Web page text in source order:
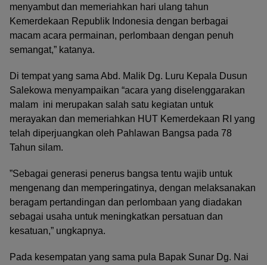
menyambut dan memeriahkan hari ulang tahun
Kemerdekaan Republik Indonesia dengan berbagai
macam acara permainan, perlombaan dengan penuh
semangat,” katanya.
Di tempat yang sama Abd. Malik Dg. Luru Kepala Dusun
Salekowa menyampaikan “acara yang diselenggarakan
malam ini merupakan salah satu kegiatan untuk
merayakan dan memeriahkan HUT Kemerdekaan RI yang
telah diperjuangkan oleh Pahlawan Bangsa pada 78
Tahun silam.
”Sebagai generasi penerus bangsa tentu wajib untuk
mengenang dan memperingatinya, dengan melaksanakan
beragam pertandingan dan perlombaan yang diadakan
sebagai usaha untuk meningkatkan persatuan dan
kesatuan,” ungkapnya.
Pada kesempatan yang sama pula Bapak Sunar Dg. Nai